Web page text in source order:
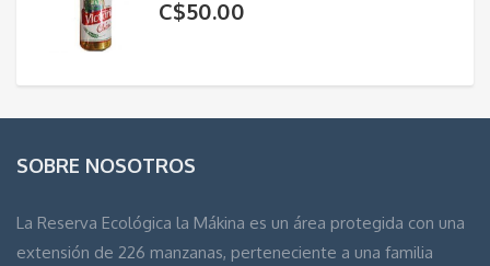
C$50.00
SOBRE NOSOTROS
La Reserva Ecológica la Mákina es un área protegida con una
extensión de 226 manzanas, perteneciente a una familia